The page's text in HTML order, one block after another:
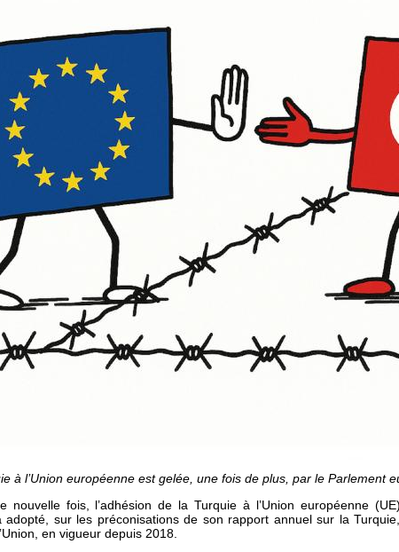
à l’Union européenne est gelée, une fois de plus, par le Parlement
nouvelle fois, l’adhésion de la Turquie à l’Union européenne
adopté, sur les préconisations de son rapport annuel sur la
en vigueur depuis 2018.